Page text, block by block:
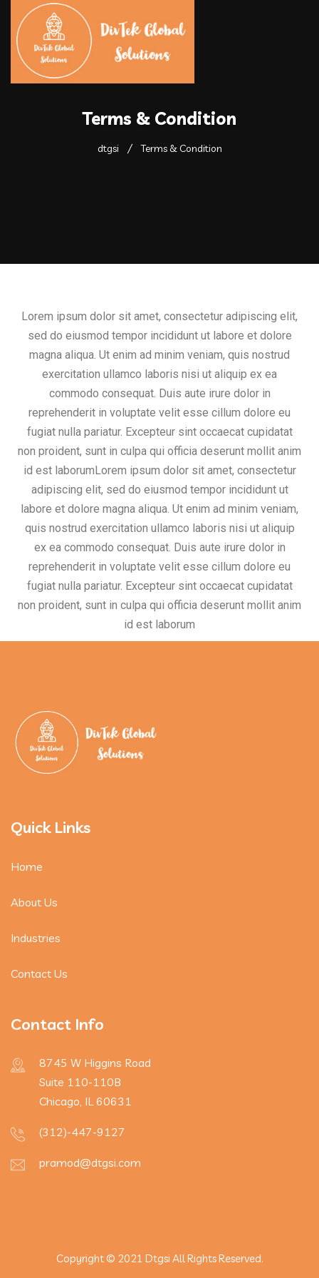
Terms & Condition
dtgsi Terms & Condition
Lorem ipsum dolor sit amet, consectetur adipiscing elit,
sed do eiusmod tempor incididunt ut labore et dolore
magna aliqua. Ut enim ad minim veniam, quis nostrud
exercitation ullamco laboris nisi ut aliquip ex ea
commodo consequat. Duis aute irure dolor in
reprehenderit in voluptate velit esse cillum dolore eu
fugiat nulla pariatur. Excepteur sint occaecat cupidatat
non proident, sunt in culpa qui officia deserunt mollit anim
id est laborumLorem ipsum dolor sit amet, consectetur
adipiscing elit, sed do eiusmod tempor incididunt ut
labore et dolore magna aliqua. Ut enim ad minim veniam,
quis nostrud exercitation ullamco laboris nisi ut aliquip
ex ea commodo consequat. Duis aute irure dolor in
reprehenderit in voluptate velit esse cillum dolore eu
fugiat nulla pariatur. Excepteur sint occaecat cupidatat
non proident, sunt in culpa qui officia deserunt mollit anim
id est laborum
Quick Links
Home
About Us
Industries
Contact Us
Contact Info
8745 W Higgins Road
Suite 110-110B
Chicago, IL 60631
(312)-447-9127
pramod@dtgsi.com
Copyright © 2021 Dtgsi All Rights Reserved.